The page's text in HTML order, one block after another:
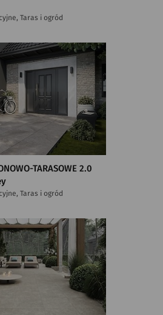
Taras i ogród
TARASOWE 2.0
Taras i ogród